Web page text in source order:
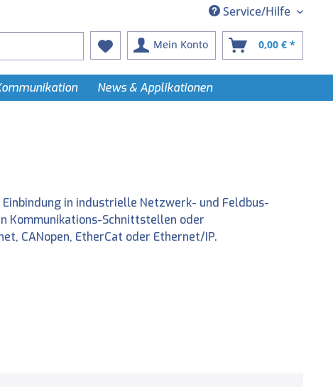
Service/Hilfe
Mein Konto 0,00 € *
News & Applikationen
in industrielle Netzwerk- und Feldbus-
Kommunikations-Schnittstellen oder
CANopen, EtherCat oder Ethernet/IP.